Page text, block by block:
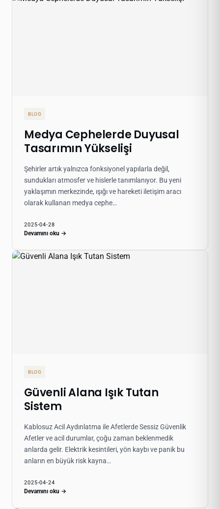
BLOG
Medya Cephelerde Duyusal
Tasarımın Yükselişi
Şehirler artık yalnızca fonksiyonel yapılarla değil,
sundukları atmosfer ve hislerle tanımlanıyor. Bu yeni
yaklaşımın merkezinde, ışığı ve hareketi iletişim aracı
olarak kullanan medya cephe…
2025-04-28
Devamını oku →
BLOG
Güvenli Alana Işık Tutan
Sistem
Kablosuz Acil Aydınlatma ile Afetlerde Sessiz Güvenlik
Afetler ve acil durumlar, çoğu zaman beklenmedik
anlarda gelir. Elektrik kesintileri, yön kaybı ve panik bu
anların en büyük risk kayna…
2025-04-24
Devamını oku →